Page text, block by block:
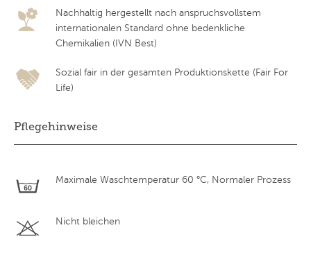
Nachhaltig hergestellt nach anspruchsvollstem
internationalen Standard ohne bedenkliche
Chemikalien (IVN Best)
Sozial fair in der gesamten Produktionskette (Fair For
Life)
Pflegehinweise
Maximale Waschtemperatur 60 °C, Normaler Prozess
Nicht bleichen